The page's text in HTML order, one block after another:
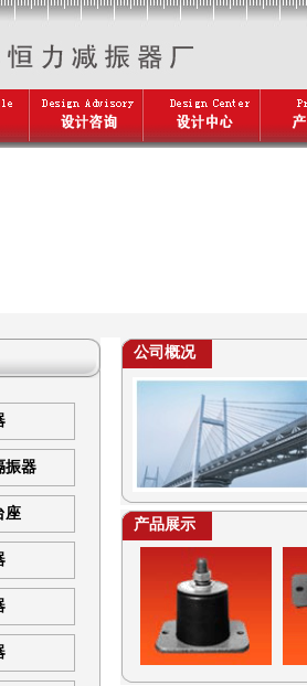
振器
座
公司概况
产品展示